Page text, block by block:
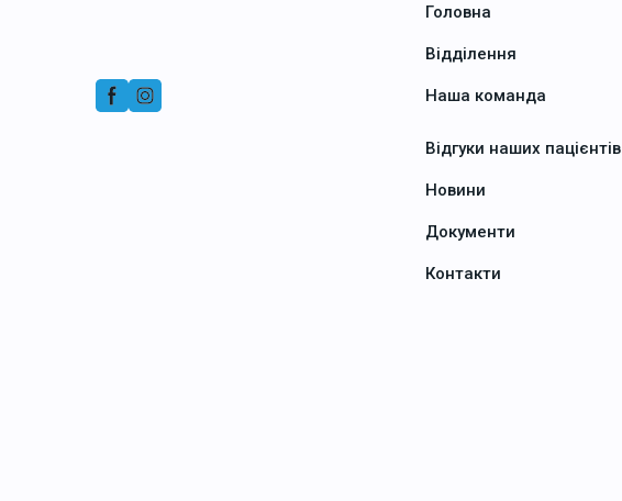
Головна
Відділення
Наша команда
Відгуки наших пацієнтів
Новини
Документи
Контакти